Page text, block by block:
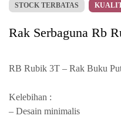
STOCK TERBATAS
Rak Serbaguna Rb
RB Rubik 3T – Rak Buku
Kelebihan :
– Desain minimalis